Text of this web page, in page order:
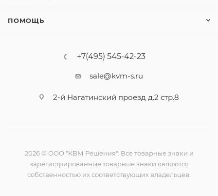
ПОМОЩЬ
+7(495) 545-42-23
sale@kvm-s.ru
2-й Нагатинский проезд д.2 стр.8
2026 © ООО "КВМ Решения". Все товарные знаки и
зарегистрированные товарные знаки являются
собственностью их соответствующих владельцев.